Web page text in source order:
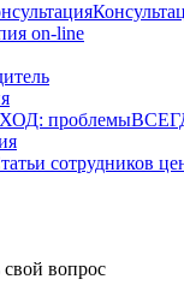
on-line
проблемы
сотрудников
свой вопрос